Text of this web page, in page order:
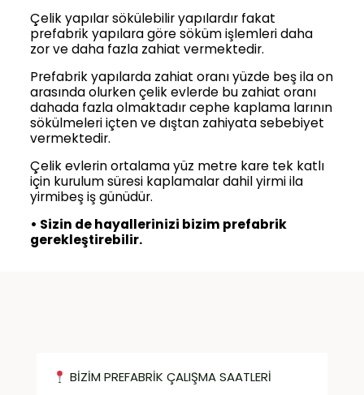
Çelik yapılar sökülebilir yapılardır fakat
prefabrik yapılara göre söküm işlemleri daha
zor ve daha fazla zahiat vermektedir.
Prefabrik yapılarda zahiat oranı yüzde beş ila on
arasında olurken çelik evlerde bu zahiat oranı
dahada fazla olmaktadır cephe kaplama larının
sökülmeleri içten ve dıştan zahiyata sebebiyet
vermektedir.
Çelik evlerin ortalama yüz metre kare tek katlı
için kurulum süresi kaplamalar dahil yirmi ila
yirmibeş iş günüdür.
• Sizin de hayallerinizi bizim prefabrik
gerekleştirebilir.
BİZİM PREFABRİK ÇALIŞMA SAATLERİ